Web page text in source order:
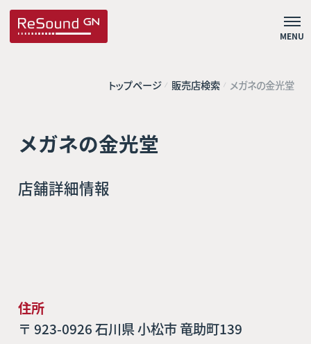
MENU
トップページ 販売店検索 メガネの金光堂
メガネの金光堂
店舗詳細情報
住所
〒 923-0926 石川県 小松市 竜助町139